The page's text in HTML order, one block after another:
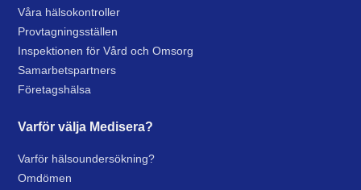
Våra hälsokontroller
Provtagningsställen
Inspektionen för Vård och Omsorg
Samarbetspartners
Företagshälsa
Varför välja Medisera?
Varför hälsoundersökning?
Omdömen